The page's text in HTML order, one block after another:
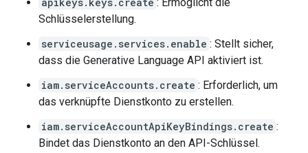
Schlüsselerstellung.
serviceusage.services.enable : Stellt sicher,
dass die Generative Language API aktiviert ist.
iam.serviceAccounts.create : Erforderlich, um
das verknüpfte Dienstkonto zu erstellen.
iam.serviceAccountApiKeyBindings.create :
Bindet das Dienstkonto an den API-Schlüssel.